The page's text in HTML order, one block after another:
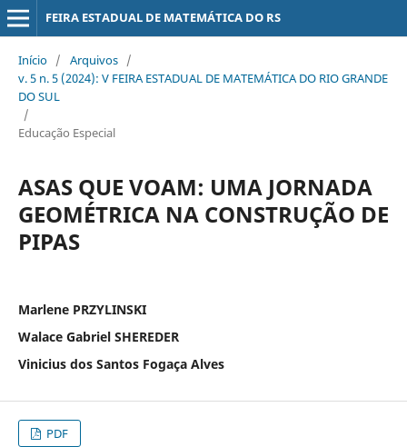
FEIRA ESTADUAL DE MATEMÁTICA DO RS
Início / Arquivos /
v. 5 n. 5 (2024): V FEIRA ESTADUAL DE MATEMÁTICA DO RIO GRANDE
DO SUL
/
Educação Especial
ASAS QUE VOAM: UMA JORNADA
GEOMÉTRICA NA CONSTRUÇÃO DE
PIPAS
Marlene PRZYLINSKI
Walace Gabriel SHEREDER
Vinicius dos Santos Fogaça Alves
PDF